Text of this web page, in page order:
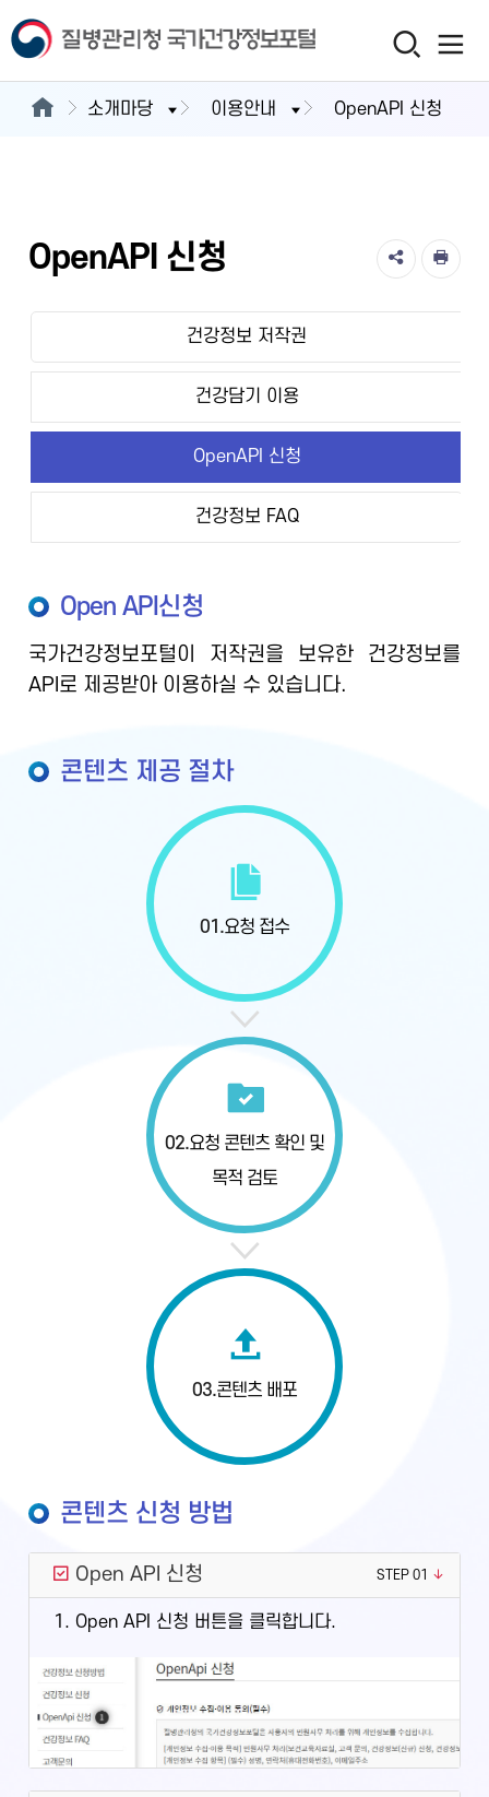
소개마당 이용안내 OpenAPI 신청
OpenAPI 신청
건강정보 저작권
건강담기 이용
OpenAPI 신청
건강정보 FAQ
Open API신청
국가건강정보포털이 저작권을 보유한 건강정보를
API로 제공받아 이용하실 수 있습니다.
콘텐츠 제공 절차
01.요청 접수
02.요청 콘텐츠 확인 및
목적 검토
03.콘텐츠 배포
콘텐츠 신청 방법
Open API 신청 STEP 01
1. Open API 신청 버튼을 클릭합니다.